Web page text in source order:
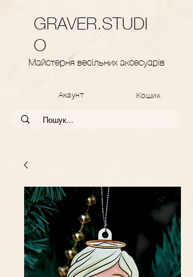
GRAVER.STUDI
O
Майстерня весільних аксесуарів
Акаунт Кошик